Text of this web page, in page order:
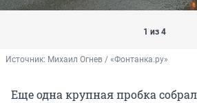
1 из 4
Источник: Михаил Огнев / «Фонтанка.ру»
Еще одна крупная пробка